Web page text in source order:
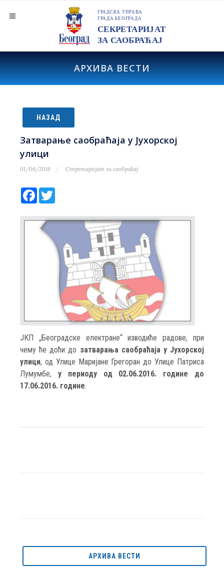
АРХИВА ВЕСТИ
НАЗАД
Затварање саобраћаја у Јухорској
улици
01/06/2016 Секретаријат за саобраћај
Facebook
ЈКП „Београдске електране“ изводиће радове, при
чему ће доћи до затварања саобраћајa у Јухорској
улици, од Улице Маријане Грегоран до Улице Патриса
Лумумбе, у периоду од 02.06.2016. године до
17.06.2016. године.
АРХИВА ВЕСТИ